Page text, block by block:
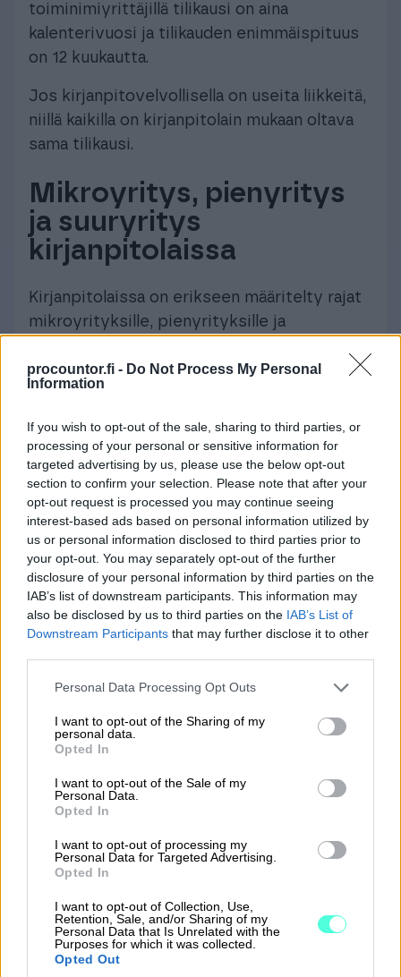
procountor.fi - Do Not Process My Personal
Information
If you wish to opt-out of the sale, sharing to third parties, or
processing of your personal or sensitive information for
targeted advertising by us, please use the below opt-out
section to confirm your selection. Please note that after your
opt-out request is processed you may continue seeing
interest-based ads based on personal information utilized by
us or personal information disclosed to third parties prior to
your opt-out. You may separately opt-out of the further
disclosure of your personal information by third parties on the
IAB’s list of downstream participants. This information may
also be disclosed by us to third parties on the IAB’s List of
Downstream Participants that may further disclose it to other
Please note that this website/app uses one or more Google
not limited to your visit or usage behaviour. You may click to
grant or deny consent to Google and its third-party tags to
use your data for below specified purposes in below Google
consent section.
Personal Data Processing Opt Outs
I want to opt-out of the Sharing of my
personal data.
Opted In
I want to opt-out of the Sale of my
Personal Data.
Opted In
I want to opt-out of processing my
Personal Data for Targeted Advertising.
Opted In
I want to opt-out of Collection, Use,
Retention, Sale, and/or Sharing of my
Personal Data that Is Unrelated with the
Purposes for which it was collected.
Opted Out
toiminimiyrittäjillä tilikausi on aina
kalenterivuosi ja tilikauden enimmäispituus
on 12 kuukautta.
Jos kirjanpitovelvollisella on useita liikkeitä,
niillä kaikilla on kirjanpitolain mukaan oltava
sama tilikausi.
Mikroyritys, pienyritys
ja suuryritys
kirjanpitolaissa
Kirjanpitolaissa on erikseen määritelty rajat
mikroyrityksille, pienyrityksille ja
koskevat rajat vaikuttavat muun muassa
Suuryritysten on sisällytettävä
tilinpäätökseen
rahoituslaskelma
ja
laadittava toimintakertomus.
Mikroyrityksiksi luokiteltavilta
toiminimiyrittäjiltä puolestaan ei vaadita
tilinpäätöstä.
Mikroyrityksen rajat
Mikroyrityksen määritelmän täyttää
kirjanpitovelvollinen, jolla sekä päättyneellä
että sitä edeltäneellä tilikaudella ylittyi
tilinpäätöspäivänä:
liikevaihto 700 000 euroa
tilikauden aikana.
Pienyrityksen rajat
Pienyrityksen määritelmän täyttyminen
puolestaan edellyttää, että enintään yksi